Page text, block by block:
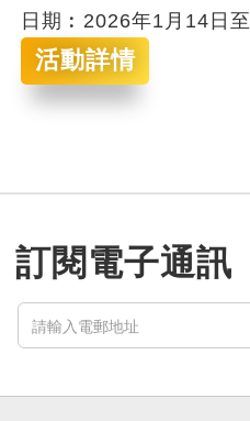
日期︰2026年1月14日
活動詳情
訂閱電子通訊